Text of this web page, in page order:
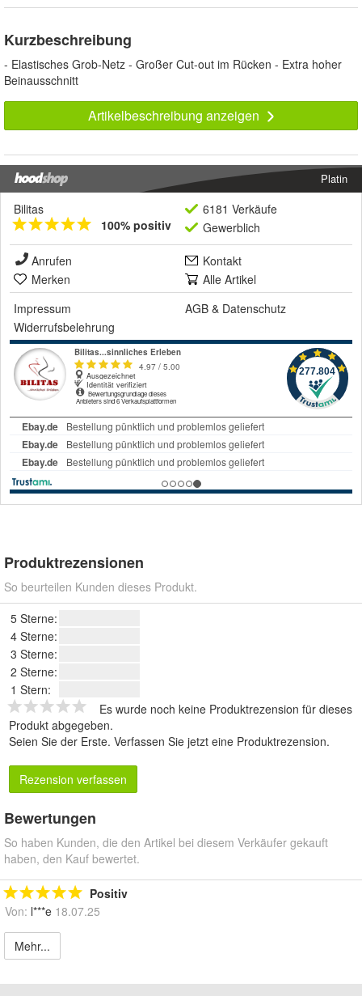
Kurzbeschreibung
- Elastisches Grob-Netz - Großer Cut-out im Rücken - Extra hoher
Beinausschnitt
Artikelbeschreibung anzeigen
Platin
Bilitas
100% positiv
6181 Verkäufe
Gewerblich
Anrufen
Kontakt
Merken
Alle Artikel
Impressum
AGB & Datenschutz
Widerrufsbelehrung
Produktrezensionen
So beurteilen Kunden dieses Produkt.
5 Sterne:
4 Sterne:
3 Sterne:
2 Sterne:
1 Stern:
Es wurde noch keine Produktrezension für dieses
Produkt abgegeben.
Seien Sie der Erste. Verfassen Sie jetzt eine Produktrezension.
Rezension verfassen
Bewertungen
So haben Kunden, die den Artikel bei diesem Verkäufer gekauft
haben, den Kauf bewertet.
Positiv
Von: l***e 18.07.25
Mehr...